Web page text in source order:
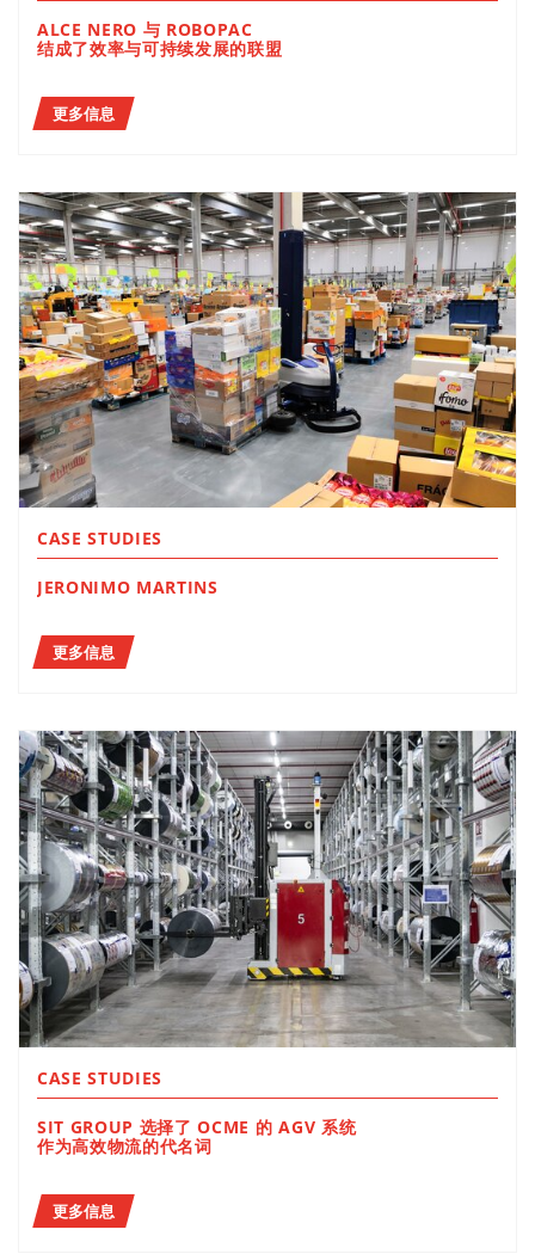
ALCE NERO 与 ROBOPAC
结成了效率与可持续发展的联盟
更多信息
CASE STUDIES
JERONIMO MARTINS
更多信息
CASE STUDIES
SIT GROUP 选择了 OCME 的 AGV 系统
作为高效物流的代名词
更多信息